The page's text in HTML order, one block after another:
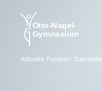
Aktuelle Position: Startseite